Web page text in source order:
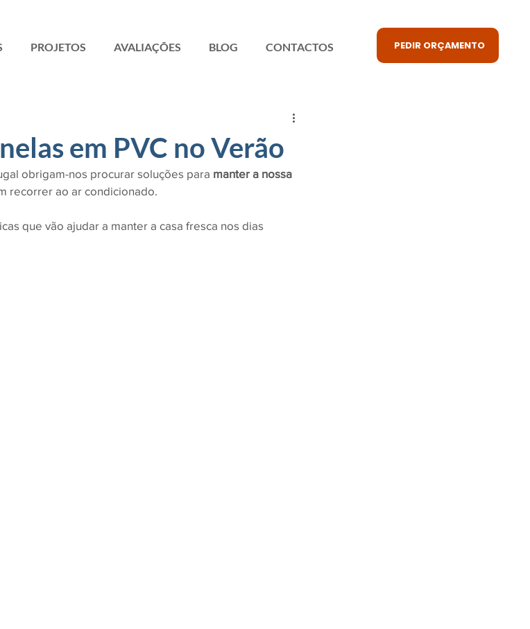
PEDIR ORÇAMENTO
PROJETOS AVALIAÇÕES BLOG CONTACTOS
em PVC no Verão
obrigam-nos procurar soluções para manter a nossa
recorrer ao ar condicionado.